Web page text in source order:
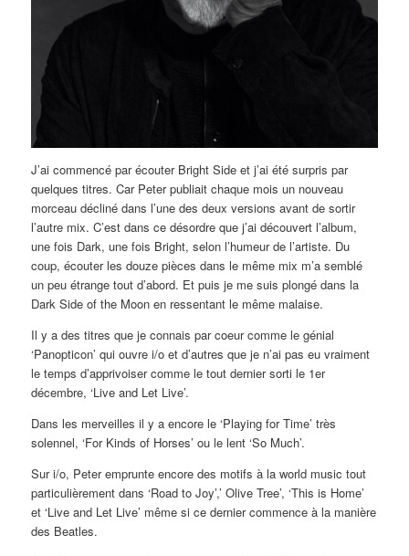
J’ai commencé par écouter Bright Side et j’ai été surpris par
quelques titres. Car Peter publiait chaque mois un nouveau
morceau décliné dans l’une des deux versions avant de sortir
l’autre mix. C’est dans ce désordre que j’ai découvert l’album,
une fois Dark, une fois Bright, selon l’humeur de l’artiste. Du
coup, écouter les douze pièces dans le même mix m’a semblé
un peu étrange tout d’abord. Et puis je me suis plongé dans la
Dark Side of the Moon en ressentant le même malaise.
Il y a des titres que je connais par coeur comme le génial
‘Panopticon’ qui ouvre i/o et d’autres que je n’ai pas eu vraiment
le temps d’apprivoiser comme le tout dernier sorti le 1er
décembre, ‘Live and Let Live’.
Dans les merveilles il y a encore le ‘Playing for Time’ très
solennel, ‘For Kinds of Horses’ ou le lent ‘So Much’.
Sur i/o, Peter emprunte encore des motifs à la world music tout
particulièrement dans ‘Road to Joy’,’ Olive Tree’, ‘This is Home’
et ‘Live and Let Live’ même si ce dernier commence à la manière
des Beatles.